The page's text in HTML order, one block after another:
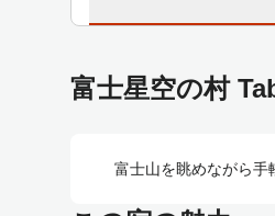
富士星空の村
富士山を眺めながら手